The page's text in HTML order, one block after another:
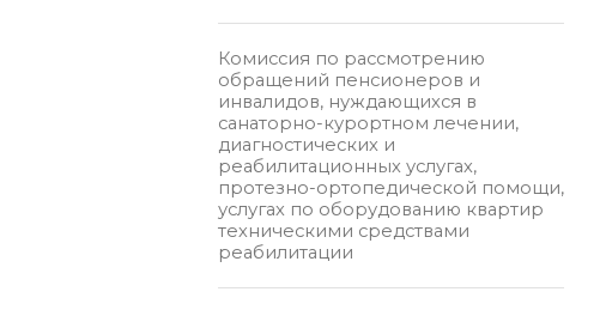
Комиссия по рассмотрению
обращений пенсионеров и
инвалидов, нуждающихся в
санаторно-курортном лечении,
диагностических и
реабилитационных услугах,
протезно-ортопедической помощи,
услугах по оборудованию квартир
техническими средствами
реабилитации